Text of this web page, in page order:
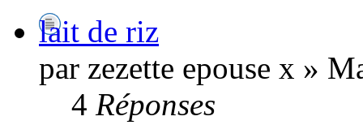
lait de riz
par zezette epouse x »
4 Réponses